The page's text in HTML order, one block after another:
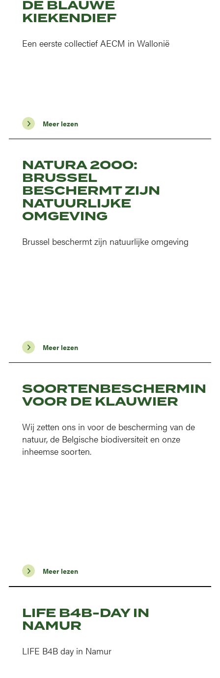
DE BLAUWE
KIEKENDIEF
Een eerste collectief AECM in Wallonië
Meer lezen
NATURA 2000:
BRUSSEL
BESCHERMT ZIJN
NATUURLIJKE
OMGEVING
Brussel beschermt zijn natuurlijke omgeving
Meer lezen
VOOR DE KLAUWIER
Wij zetten ons in voor de bescherming van de
natuur, de Belgische biodiversiteit en onze
inheemse soorten.
Meer lezen
LIFE B4B-DAY IN
NAMUR
LIFE B4B day in Namur